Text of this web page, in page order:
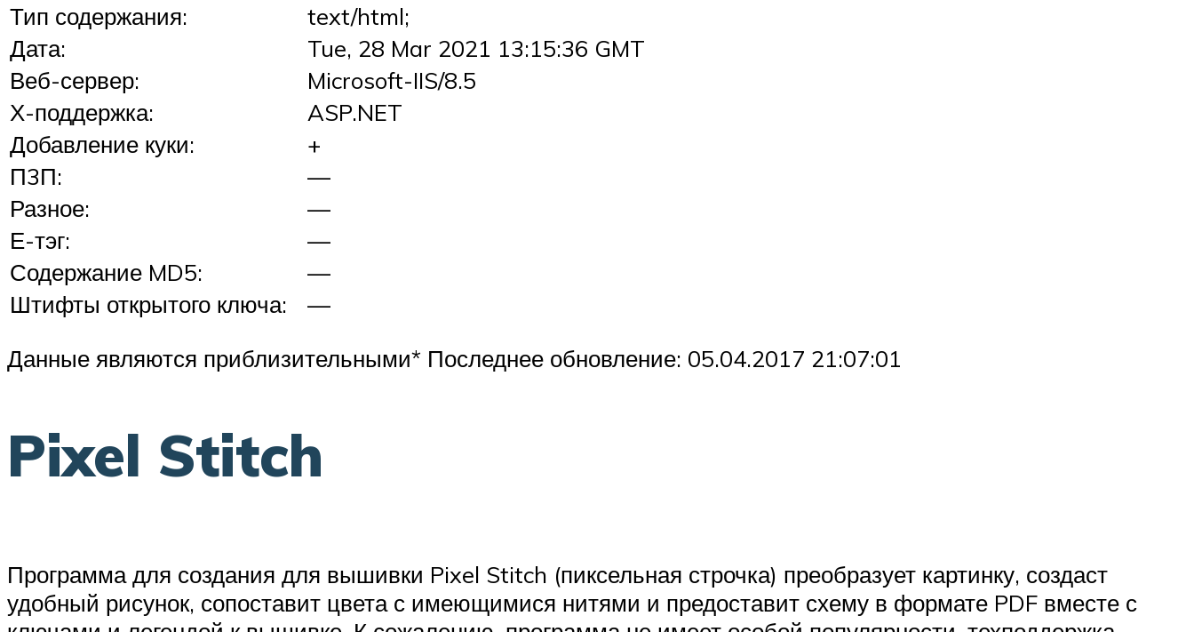
Тип содержания:
text/html;
Дата:
Tue, 28 Mar 2021 13:15:36 GMT
Веб-сервер:
Microsoft-IIS/8.5
Х-поддержка:
ASP.NET
Добавление куки:
+
П3П:
—
Разное:
—
Е-тэг:
—
Содержание MD5:
—
Штифты открытого ключа:
—
Данные являются приблизительными* Последнее обновление: 05.04.2017 21:07:01
Pixel Stitch
Программа для создания для вышивки Pixel Stitch (пиксельная строчка) преобразует картинку, создаст
удобный рисунок, сопоставит цвета с имеющимися нитями и предоставит схему в формате PDF вместе с